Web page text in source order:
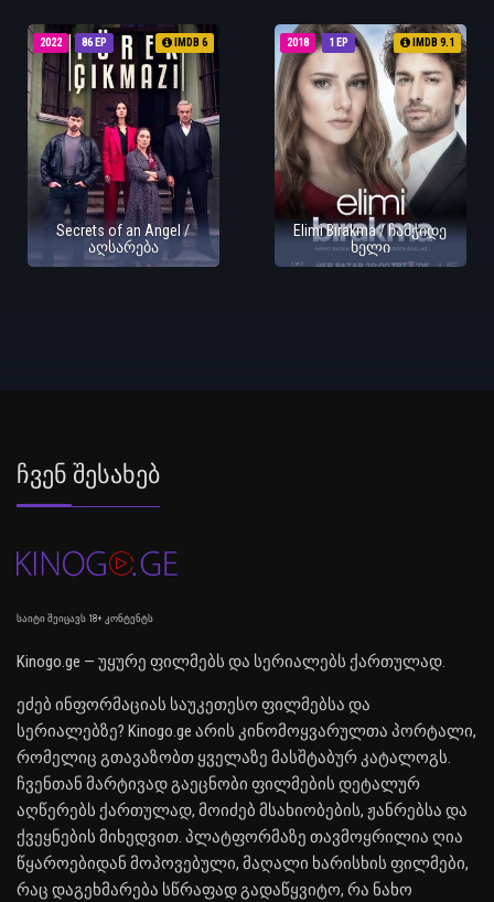
86 EP
2022 IMDB 6
Secrets of an Angel /
აღსარება
1 EP
2018 IMDB 9.1
Elimi Bırakma / ჩამჭიდე
ხელი
Ჩვენ Შესახებ
საიტი შეიცავს 18+ კონტენტს
Kinogo.ge — უყურე ფილმებს და სერიალებს ქართულად.
ეძებ ინფორმაციას საუკეთესო ფილმებსა და
სერიალებზე? Kinogo.ge არის კინომოყვარულთა პორტალი,
რომელიც გთავაზობთ ყველაზე მასშტაბურ კატალოგს.
ჩვენთან მარტივად გაეცნობი ფილმების დეტალურ
აღწერებს ქართულად, მოიძებ მსახიობების, ჟანრებსა და
ქვეყნების მიხედვით. პლატფორმაზე თავმოყრილია ღია
წყაროებიდან მოპოვებული, მაღალი ხარისხის ფილმები,
რაც დაგეხმარება სწრაფად გადაწყვიტო, რა ნახო